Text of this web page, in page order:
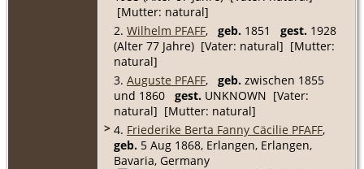
[Mutter: natural]
2. Wilhelm PFAFF, geb. 1851 gest. 1928
(Alter 77 Jahre) [Vater: natural] [Mutter:
natural]
3. Auguste PFAFF, geb. zwischen 1855
und 1860 gest. UNKNOWN [Vater:
natural] [Mutter: natural]
> 4. Friederike Berta Fanny Cäcilie PFAFF,
geb. 5 Aug 1868, Erlangen, Erlangen,
Bavaria, Germany